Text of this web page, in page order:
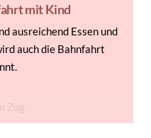
mit Kind
ausreichend Essen und
auch die Bahnfahrt